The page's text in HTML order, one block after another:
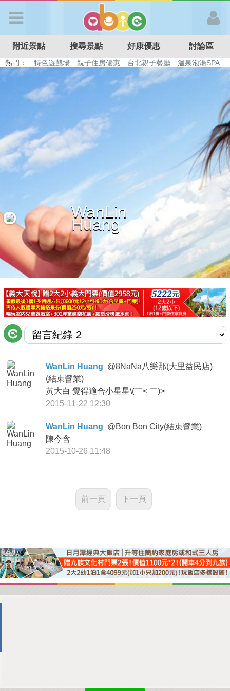
APP登入
首 頁
搜尋景點
好康優惠
最新留言
商家合作
推薦景點
討論區
聯絡我們
APP下載
附近景點 搜尋景點 好康優惠 討論區
熱門： 特色遊戲場 親子住房優惠 台北親子餐廳
溫泉泡湯SPA
溜滑梯民宿
觀光工廠 日本親子景點
WanLin
Huang
WanLin Huang @8NaNa八樂那(大里益民店)
(結束營業)
黃大白 覺得適合小星星\(￣< ￣)>
2015-11-22 12:30
WanLin Huang @Bon Bon City(結束營業)
陳今含
2015-10-26 11:48
前一頁 下一頁